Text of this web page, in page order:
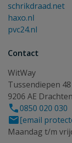
schrikdraad.net
haxo.nl
pvc24.nl
Contact
WitWay
Tussendiepen 48
9206 AE Drachten
0850 020 030
[email
Maandag t/m